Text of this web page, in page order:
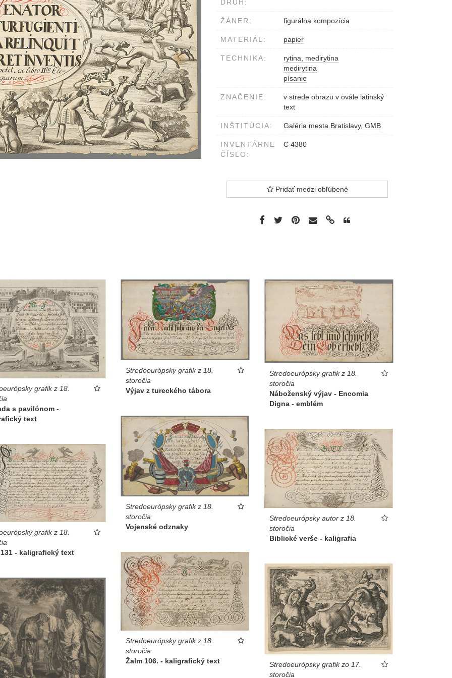
DRUH:
ŽÁNER: figurálna kompozícia
MATERIÁL: papier
TECHNIKA:
rytina, medirytina
medirytina
písanie
ZNAČENIE:
v strede obrazu v ovále latinský
text
INŠTITÚCIA: Galéria mesta Bratislavy, GMB
INVENTÁRNE
ČÍSLO:
C 4380
Pridať medzi obľúbené
grafik z 18.
s pavilónom -
text
Stredoeurópsky grafik z 18.
storočia
Výjav z tureckého tábora
Stredoeurópsky grafik z 18.
storočia
Náboženský výjav - Encomia
Digna - emblém
Stredoeurópsky grafik z 18.
storočia
Vojenské odznaky
Stredoeurópsky autor z 18.
storočia
Biblické verše - kaligrafia
grafik z 18.
- kaligrafický text
Stredoeurópsky grafik z 18.
storočia
Žalm 106. - kaligrafický text
Stredoeurópsky grafik zo 17.
storočia